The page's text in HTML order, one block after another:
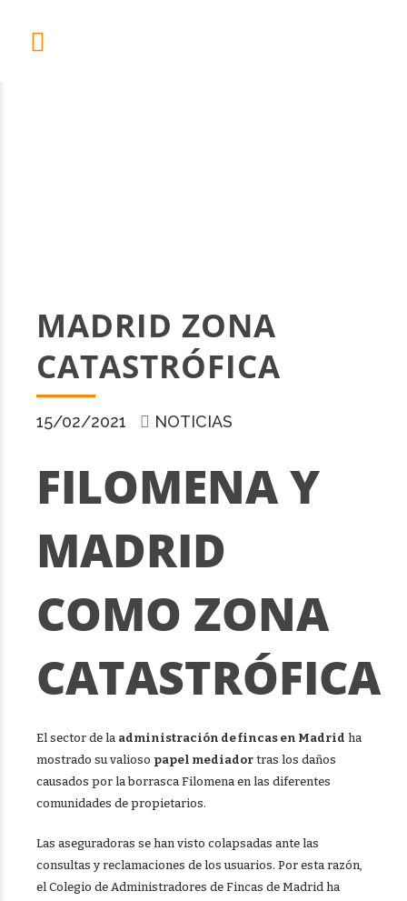
MADRID ZONA
CATASTRÓFICA
15/02/2021 NOTICIAS
FILOMENA Y
MADRID
COMO ZONA
CATASTRÓFICA
El sector de la administración de fincas en Madrid ha
mostrado su valioso papel mediador tras los daños
causados por la borrasca Filomena en las diferentes
comunidades de propietarios.
Las aseguradoras se han visto colapsadas ante las
consultas y reclamaciones de los usuarios. Por esta razón,
el Colegio de Administradores de Fincas de Madrid ha